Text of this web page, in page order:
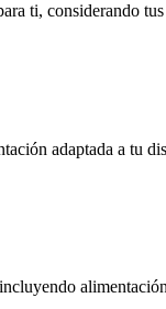
ti, considerando
adaptada a tu